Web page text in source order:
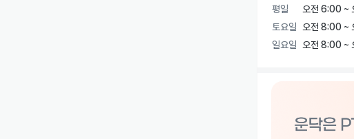
평일
오전 6:00 ~
토요일
오전 8:00 ~
일요일
오전 8:00 ~